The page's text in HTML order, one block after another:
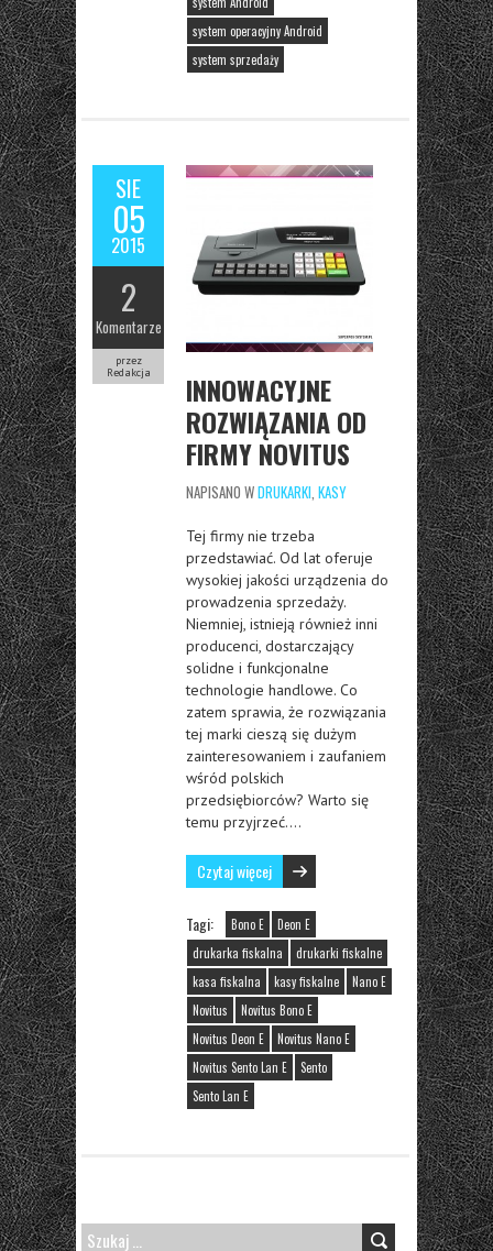
system operacyjny Android
system sprzedaży
SIE
05
2015
2
Komentarze
przez
Redakcja
INNOWACYJNE
ROZWIĄZANIA OD
FIRMY NOVITUS
NAPISANO WDRUKARKI, KASY
Tej firmy nie trzeba
przedstawiać. Od lat oferuje
wysokiej jakości urządzenia do
prowadzenia sprzedaży.
Niemniej, istnieją również inni
producenci, dostarczający
solidne i funkcjonalne
technologie handlowe. Co
zatem sprawia, że rozwiązania
tej marki cieszą się dużym
zainteresowaniem i zaufaniem
wśród polskich
przedsiębiorców? Warto się
temu przyjrzeć….
Czytaj więcej
Tagi: Bono E
Deon E
drukarka fiskalna
drukarki fiskalne
kasa fiskalna
kasy fiskalne
Nano E
Novitus
Novitus Bono E
Novitus Deon E
Novitus Nano E
Novitus Sento Lan E
Sento
Sento Lan E
SZUKAJ: